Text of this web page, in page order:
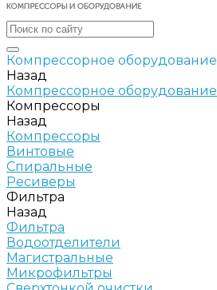
Компрессорное оборудование
Назад
Компрессорное оборудование
Компрессоры
Назад
Компрессоры
Винтовые
Спиральные
Ресиверы
Фильтра
Назад
Фильтра
Водоотделители
Магистральные
Микрофильтры